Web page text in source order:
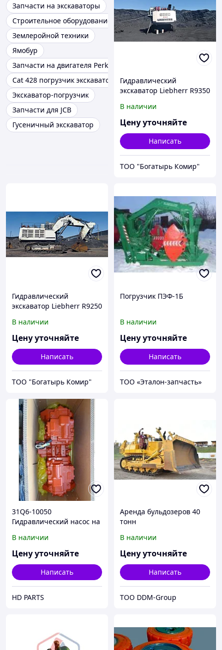
Запчасти на экскаваторы
Строительное оборудование
Землеройной техники
Ямобур
Запчасти на двигателя Perkins
Cat 428 погрузчик экскаватор
Экскаватор-погрузчик
Запчасти для JCB
Гусеничный экскаватор
Гидравлический
экскаватор Liebherr R9350
В наличии
Цену уточняйте
Написать
ТОО "Богатырь Комир"
Гидравлический
экскаватор Liebherr R9250
В наличии
Цену уточняйте
Написать
ТОО "Богатырь Комир"
Погрузчик ПЭФ-1Б
В наличии
Цену уточняйте
Написать
ТОО «Эталон-запчасть»
31Q6-10050
Гидравлический насос на
R220LC-9S
В наличии
Цену уточняйте
Написать
HD PARTS
Аренда бульдозеров 40
тонн
В наличии
Цену уточняйте
Написать
ТОО DDM-Group